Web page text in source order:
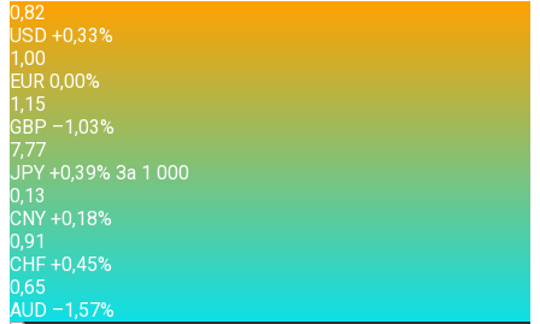
0,82
USD +0,33%
1,00
EUR 0,00%
1,15
GBP –1,03%
7,77
JPY +0,39% За 1 000
0,13
CNY +0,18%
0,91
CHF +0,45%
0,65
AUD –1,57%